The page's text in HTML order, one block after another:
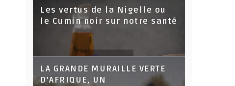
Les vertus de la Nigelle ou
le Cumin noir sur notre santé
LA GRANDE MURAILLE VERTE
D’AFRIQUE, UN